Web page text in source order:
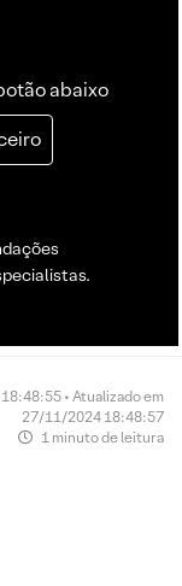
abaixo
• Atualizado em
27/11/2024 18:48:57
1 minuto de leitura